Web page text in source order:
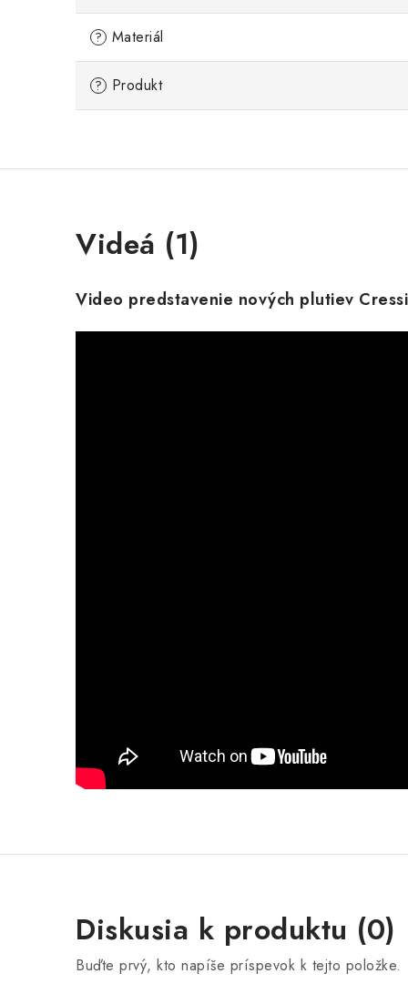
? Materiál
? Produkt
Videá (1)
Video predstavenie nových plutiev
Diskusia k produktu (0)
Buďte prvý, kto napíše príspevok k tejto položke.